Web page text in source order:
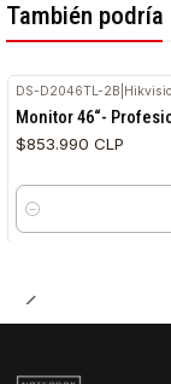
También
DS-D2046TL-2B
Monitor 46“-
$853.990 CLP
Cantidad